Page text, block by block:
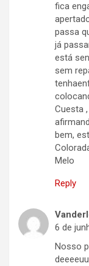
fica
passa
já
está
sem
Cuesta
bem,
Melo
Reply
6 de
Nosso